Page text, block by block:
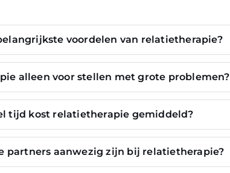
voordelen van relatietherapie?
alleen voor stellen met grote problemen?
tijd kost relatietherapie gemiddeld?
partners aanwezig zijn bij relatietherapie?